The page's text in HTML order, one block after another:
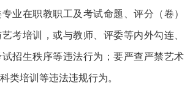
业在职教职工及考试命题、评分（卷）
考培训，或与教师、评委等内外勾连、
招生秩序等违法行为；要严查严禁艺术
类培训等违法违规行为。